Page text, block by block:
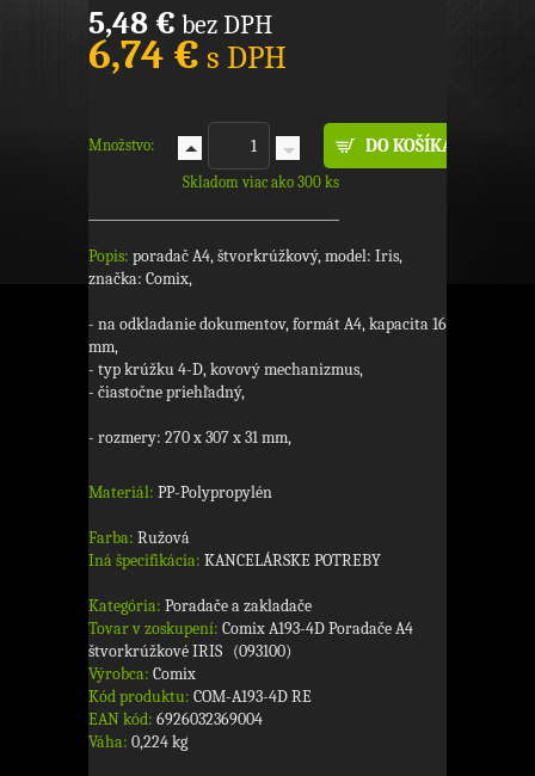
5,48 € bez DPH
6,74 € s DPH
Množstvo:
Skladom viac ako 300 ks
Popis: poradač A4, štvorkrúžkový, model: Iris,
značka: Comix,
- na odkladanie dokumentov, formát A4, kapacita 16
mm,
- typ krúžku 4-D, kovový mechanizmus,
- čiastočne priehľadný,
- rozmery: 270 x 307 x 31 mm,
Materiál: PP-Polypropylén
Farba: Ružová
Iná špecifikácia: KANCELÁRSKE POTREBY
Kategória: Poradače a zakladače
Tovar v zoskupení: Comix A193-4D Poradače A4
štvorkrúžkové IRIS (093100)
Výrobca: Comix
Kód produktu: COM-A193-4D RE
EAN kód: 6926032369004
Váha: 0,224 kg